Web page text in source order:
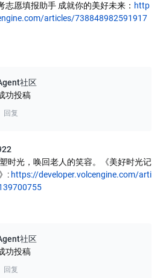
志愿填报助手 成就你的美好未来： http
articles/738848982591917
社区
功投稿
回复
时光，唤回老人的笑容。《美好时光记
: https://developer.volcengine.com/arti
社区
功投稿
回复